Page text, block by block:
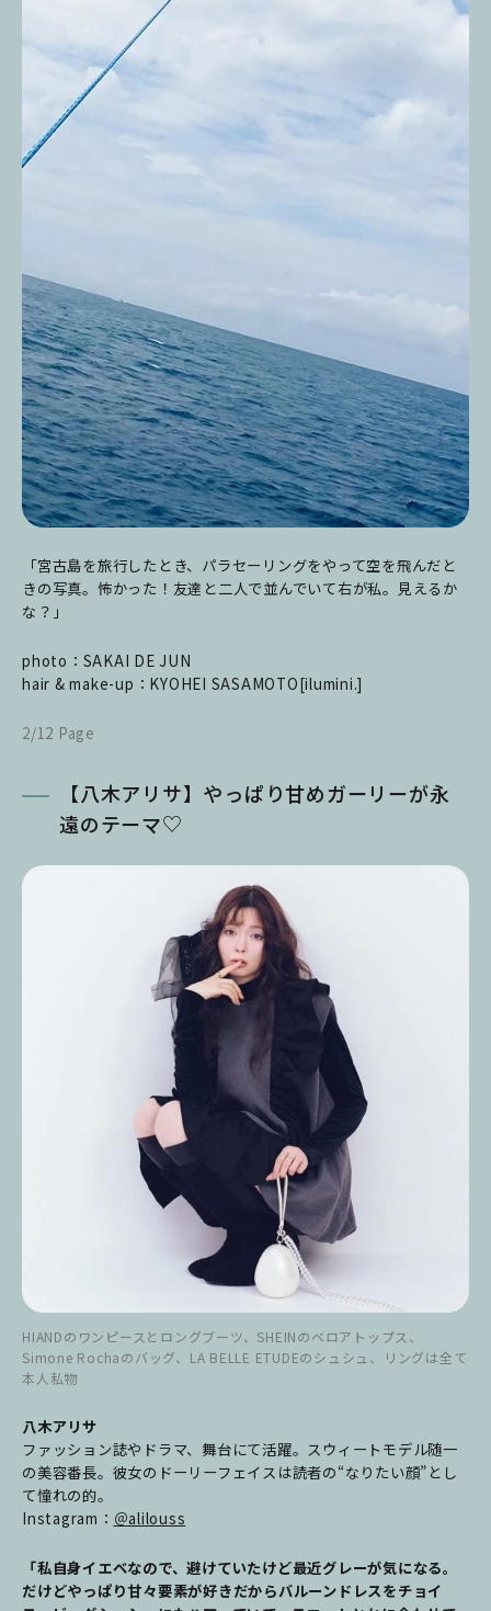
「宮古島を旅行したとき、パラセーリングをやって空を飛んだと
きの写真。怖かった！友達と二人で並んでいて右が私。見えるか
な？」
photo：SAKAI DE JUN
hair & make-up：KYOHEI SASAMOTO[ilumini.]
2/12 Page
【八木アリサ】やっぱり甘めガーリーが永
遠のテーマ♡
HIANDのワンピースとロングブーツ、SHEINのベロアトップス、
Simone Rochaのバッグ、LA BELLE ETUDEのシュシュ、リングは全て
本人私物
八木アリサ
ファッション誌やドラマ、舞台にて活躍。スウィートモデル随一
の美容番長。彼女のドーリーフェイスは読者の“なりたい顔”とし
て憧れの的。
Instagram： ＠alilouss
「私自身イエベなので、避けていたけど最近グレーが気になる。
だけどやっぱり甘々要素が好きだからバルーンドレスをチョイ